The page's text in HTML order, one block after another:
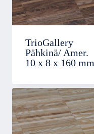
TrioGallery
Pähkinä/ Amer.
10 x 8 x 160 mm